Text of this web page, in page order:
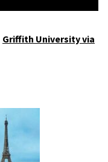
Griffith University via